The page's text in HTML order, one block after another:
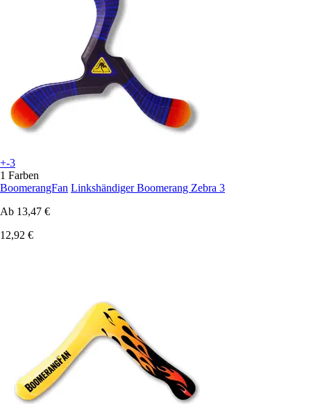
+-3
1 Farben
BoomerangFan Linkshändiger Boomerang Zebra 3
Ab 13,47 €
12,92 €